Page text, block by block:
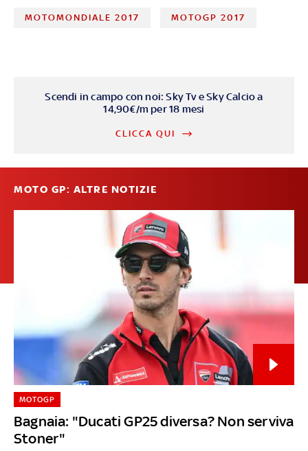
MOTOMONDIALE 2017 MOTOGP 2017
Scendi in campo con noi: Sky Tv e Sky Calcio a
14,90€/m per 18 mesi
CLICCA QUI
MOTO GP: ALTRE NOTIZIE
Bagnaia: "Ducati GP25 diversa? Non serviva
Stoner"
MOTOGP